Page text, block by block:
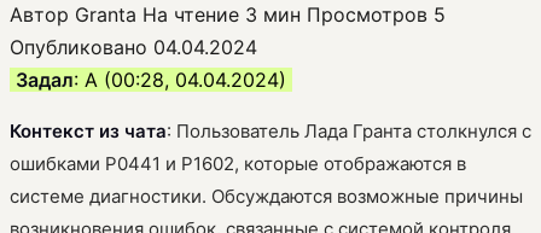
Автор Granta На чтение 3 мин Просмотров 5
Опубликовано 04.04.2024
Задал: А (00:28, 04.04.2024)
Контекст из чата: Пользователь Лада Гранта столкнулся с
ошибками P0441 и P1602, которые отображаются в
системе диагностики. Обсуждаются возможные причины